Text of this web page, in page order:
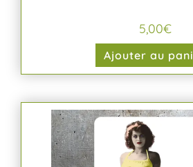
5,00€
Ajouter au